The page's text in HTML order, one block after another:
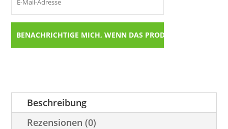
Beschreibung
Rezensionen (0)